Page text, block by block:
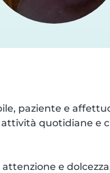
paziente e
quotidiane e
e